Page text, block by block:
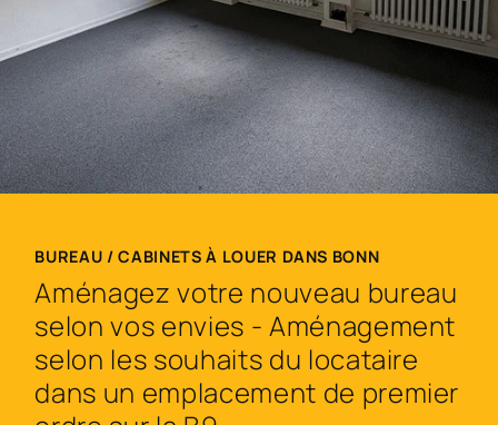
BUREAU / CABINETS À LOUER DANS BONN
Aménagez votre nouveau bureau
selon vos envies - Aménagement
selon les souhaits du locataire
dans un emplacement de premier